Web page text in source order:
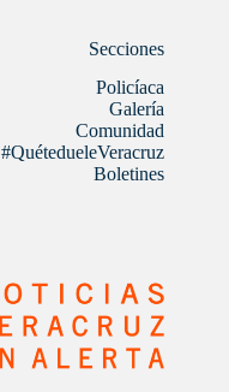
Secciones
Policíaca
Galería
Comunidad
#QuétedueleVeracruz
Boletines